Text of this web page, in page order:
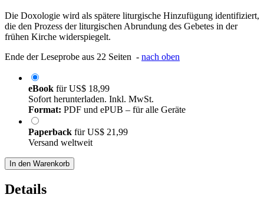
Die Doxologie wird als spätere liturgische Hinzufügung identifiziert,
die den Prozess der liturgischen Abrundung des Gebetes in der
frühen Kirche widerspiegelt.
Ende der Leseprobe aus 22 Seiten - nach oben
eBook fürUS$ 18,99
Sofort herunterladen. Inkl. MwSt.
Format: PDF und ePUB – für alle Geräte
Paperback fürUS$ 21,99
Versand weltweit
In den Warenkorb
Details